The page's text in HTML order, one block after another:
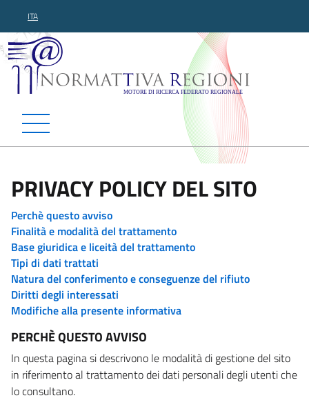
ITA
Normattiva Regioni -
PRIVACY POLICY DEL SITO
Perchè questo avviso
Finalità e modalità del trattamento
Base giuridica e liceità del trattamento
Tipi di dati trattati
Natura del conferimento e conseguenze del rifiuto
Diritti degli interessati
Modifiche alla presente informativa
PERCHÈ QUESTO AVVISO
In questa pagina si descrivono le modalità di gestione del sito
in riferimento al trattamento dei dati personali degli utenti che
lo consultano.